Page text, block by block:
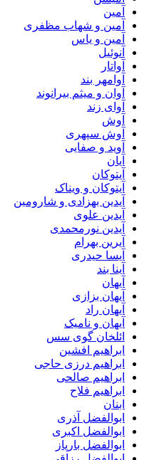
آمین
آمین و شهاب مظفری
آمین و یاس
آنوئیل
آواتار
آوامهر بند
آوان و میثم بیرانوند
آوای زند
آوش
آوش سپهری
آوید و صفایی
آیان
آیتوکان
آیتوکان و ویناک
آیدین بهزادی و شارومین
آیدین علوی
آیدین نورمحمدی
آیرین بهرام
آیسا حیدری
آینا بند
آیهان
آیهان بزازی
آیهان راد
آیهان و نامیک
ائلخان گوی سس
ابراهیم افشین
ابراهیم درزی حاجی
ابراهیم صالحی
ابراهیم فلاح
ابنان
ابوالفضل آذری
ابوالفضل اکبری
ابوالفضل بارپاز